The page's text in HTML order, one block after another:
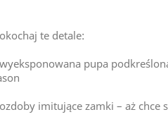
te detale:
pupa
imitujące zamki – aż chce